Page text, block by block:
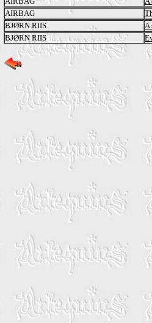
AIRBAG
BJØRN RIIS
A
BJØRN RIIS